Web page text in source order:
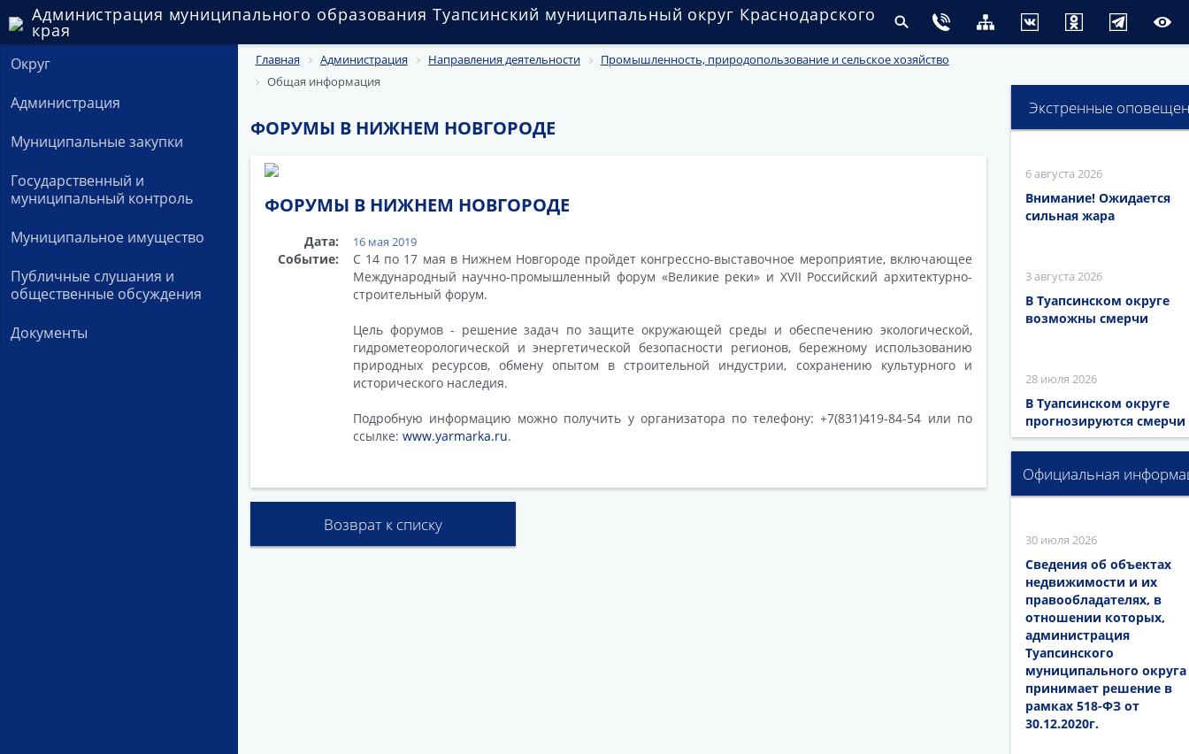
Администрация муниципального образования Туапсинский муниципальный округ Краснодарского
края
Округ
Администрация
Муниципальные закупки
Государственный и
муниципальный контроль
Муниципальное имущество
Публичные слушания и
общественные обсуждения
Документы
Главная Администрация Направления деятельности
Промышленность, природопользование и сельское хозяйство
Общая информация
ФОРУМЫ В НИЖНЕМ НОВГОРОДЕ
ФОРУМЫ В НИЖНЕМ НОВГОРОДЕ
Дата: 16 мая 2019
Событие:
С 14 по 17 мая в Нижнем Новгороде пройдет конгрессно-выставочное мероприятие, включающее
Международный научно-промышленный форум «Великие реки» и XVII Российский архитектурно-
строительный форум.
Цель форумов - решение задач по защите окружающей среды и обеспечению экологической,
гидрометеорологической и энергетической безопасности регионов, бережному использованию
природных ресурсов, обмену опытом в строительной индустрии, сохранению культурного и
исторического наследия.
Подробную информацию можно получить у организатора по телефону: +7(831)419-84-54 или по
ссылке: www.yarmarka.ru.
Возврат к списку
Экстренные
6 августа 2026
Внимание! Ожидается
сильная жара
3 августа 2026
В Туапсинском округе
возможны смерчи
28 июля 2026
В Туапсинском округе
прогнозируются смерчи
Официальная
30 июля 2026
Сведения об объектах
недвижимости и их
правообладателях, в
отношении которых,
администрация
Туапсинского
муниципального округа
принимает решение в
рамках 518-ФЗ от
30.12.2020г.